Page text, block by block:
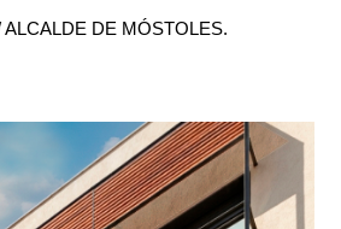
DE MÓSTOLES.